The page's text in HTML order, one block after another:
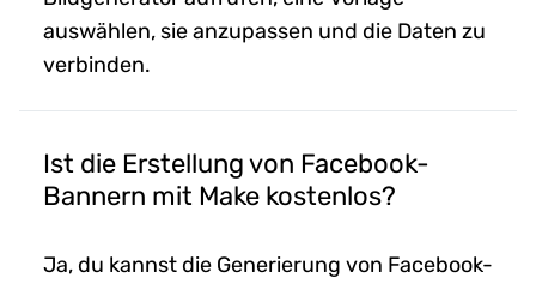
auswählen, sie anzupassen und die Daten zu
verbinden.
Ist die Erstellung von Facebook-
Bannern mit Make kostenlos?
Ja, du kannst die Generierung von Facebook-